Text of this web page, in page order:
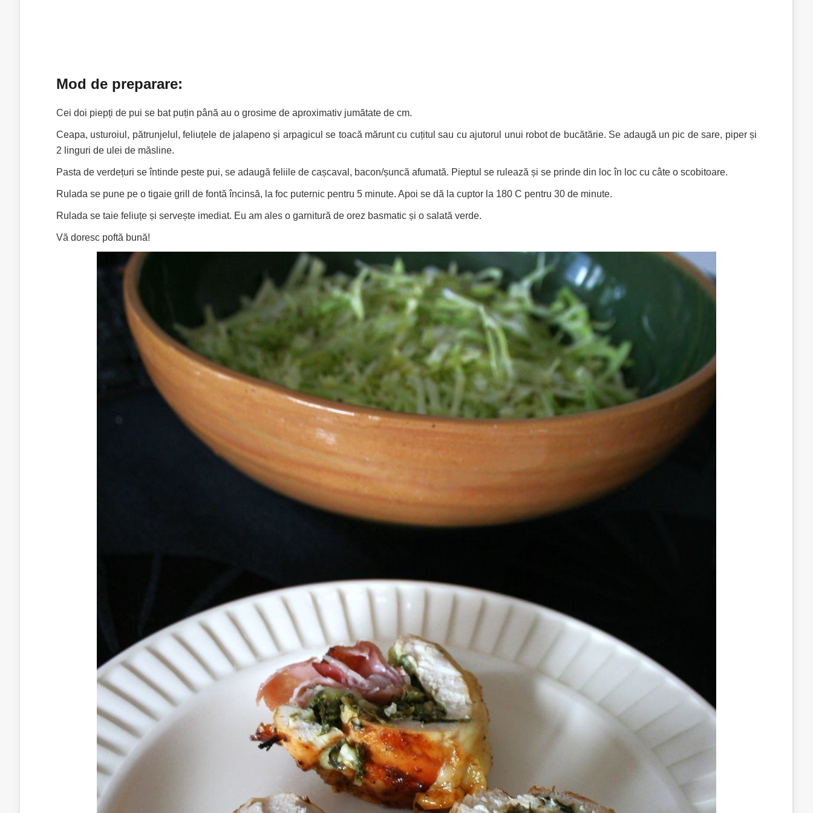
Mod de preparare:
Cei doi piepți de pui se bat puțin până au o grosime de aproximativ jumătate de cm.
Ceapa, usturoiul, pătrunjelul, feliuțele de jalapeno și arpagicul se toacă mărunt cu cuțitul sau cu ajutorul unui robot de bucătărie. Se adaugă un pic de sare, piper și
2 linguri de ulei de măsline.
Pasta de verdețuri se întinde peste pui, se adaugă feliile de cașcaval, bacon/șuncă afumată. Pieptul se rulează și se prinde din loc în loc cu câte o scobitoare.
Rulada se pune pe o tigaie grill de fontă încinsă, la foc puternic pentru 5 minute. Apoi se dă la cuptor la 180 C pentru 30 de minute.
Rulada se taie feliuțe și servește imediat. Eu am ales o garnitură de orez basmatic și o salată verde.
Vă doresc poftă bună!